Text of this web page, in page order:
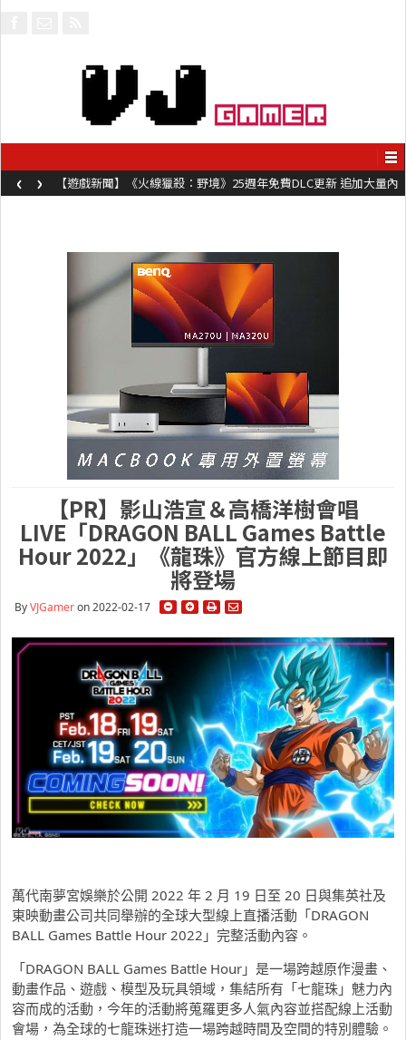
【遊戲新聞】《火線獵殺：野境》25週年免費DLC更新 追加大量內
容同時系舊作限時超平價折扣
‹ ›
【PR】影山浩宣＆高橋洋樹會唱
LIVE「DRAGON BALL Games Battle
Hour 2022」《龍珠》官方線上節目即
將登場
ByVJGameron 2022-02-17
萬代南夢宮娛樂於公開 2022 年 2 月 19 日至 20 日與集英社及
東映動畫公司共同舉辦的全球大型線上直播活動「DRAGON
BALL Games Battle Hour 2022」完整活動內容。
「DRAGON BALL Games Battle Hour」是一場跨越原作漫畫、
動畫作品、遊戲、模型及玩具領域，集結所有「七龍珠」魅力內
容而成的活動，今年的活動將蒐羅更多人氣內容並搭配線上活動
會場，為全球的七龍珠迷打造一場跨越時間及空間的特別體驗。